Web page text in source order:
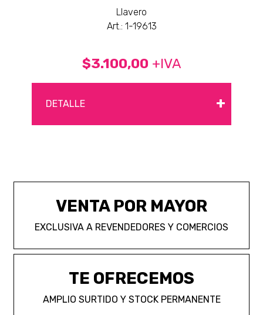
Llavero
Art.: 1-19613
$3.100,00 +IVA
DETALLE +
VENTA POR MAYOR
EXCLUSIVA A REVENDEDORES Y COMERCIOS
TE OFRECEMOS
AMPLIO SURTIDO Y STOCK PERMANENTE